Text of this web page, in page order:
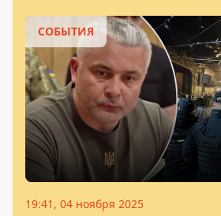
СОБЫТИЯ
19:41, 04 ноября 2025